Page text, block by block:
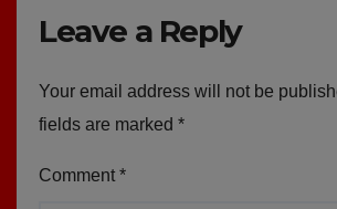
Leave a Reply
Your email address will not be
fields are marked *
Comment *